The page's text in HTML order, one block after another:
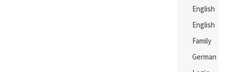
English
English
Family
German